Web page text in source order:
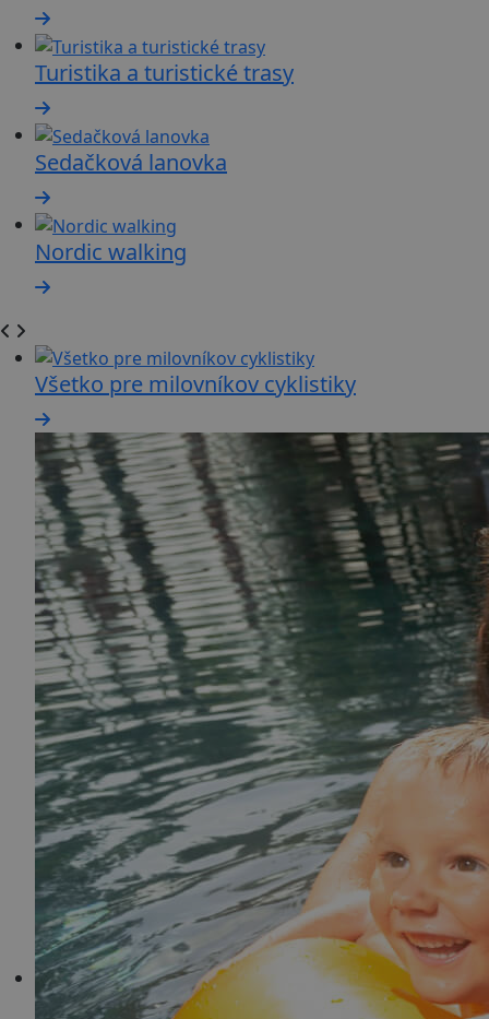
Turistika a turistické trasy
Sedačková lanovka
Nordic walking
Všetko pre milovníkov cyklistiky